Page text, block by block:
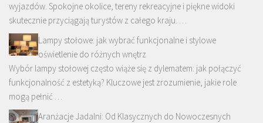
wyjazdów. Spokojne okolice, tereny rekreacyjne i piękne widoki
skutecznie przyciągają turystów z całego kraju. …
Lampy stołowe: jak wybrać funkcjonalne i stylowe
oświetlenie do różnych wnętrz
Wybór lampy stołowej często wiąże się z dylematem: jak połączyć
funkcjonalność z estetyką? Kluczowe jest zrozumienie, jakie role
mogą pełnić …
Aranżacje Jadalni: Od Klasycznych do Nowoczesnych